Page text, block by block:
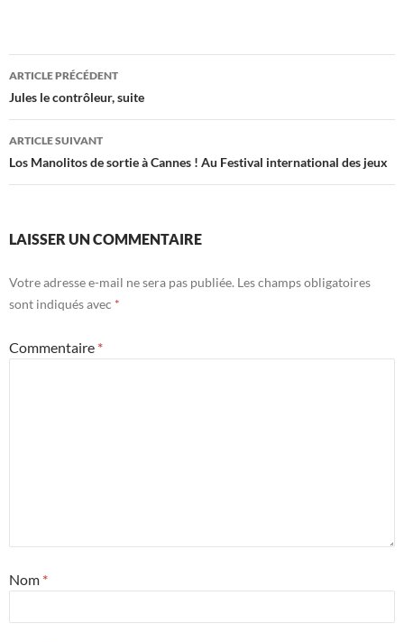
Navigation
des
articles
ARTICLE PRÉCÉDENT
Jules le contrôleur, suite
ARTICLE SUIVANT
Los Manolitos de sortie à Cannes ! Au Festival international des jeux
LAISSER UN COMMENTAIRE
Votre adresse e-mail ne sera pas publiée. Les champs obligatoires
sont indiqués avec *
Commentaire *
Nom *